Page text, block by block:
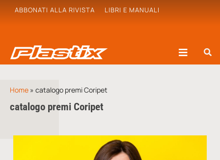
ABBONATI ALLA RIVISTA LIBRI E MANUALI
Home » catalogo premi Coripet
catalogo premi Coripet